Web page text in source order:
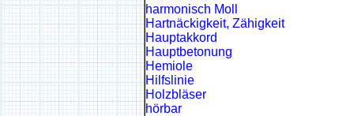
harmonisch Moll
Hartnäckigkeit, Zähigkeit
Hauptakkord
Hauptbetonung
Hemiole
Hilfslinie
Holzbläser
hörbar